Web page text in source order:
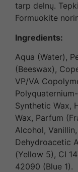
tarp delnų.
Formuokite
Ingredients:
Aqua (Water),
(Beeswax),
VP/VA
Synthetic Wax,
Wax, Parfum
Alcohol,
Dehydroacetic
(Yellow 5), CI
42090 (Blue 1).